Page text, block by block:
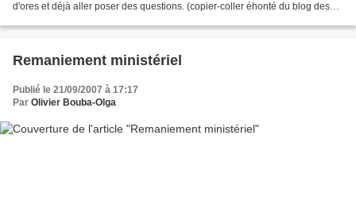
d'ores et déjà aller poser des questions. (copier-coller éhonté du blog des
Remaniement ministériel
Publié le 21/09/2007 à 17:17
Par Olivier Bouba-Olga